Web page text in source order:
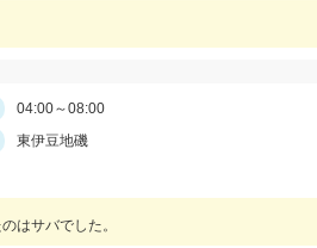
04:00～08:00
東伊豆地磯
はサバでした。